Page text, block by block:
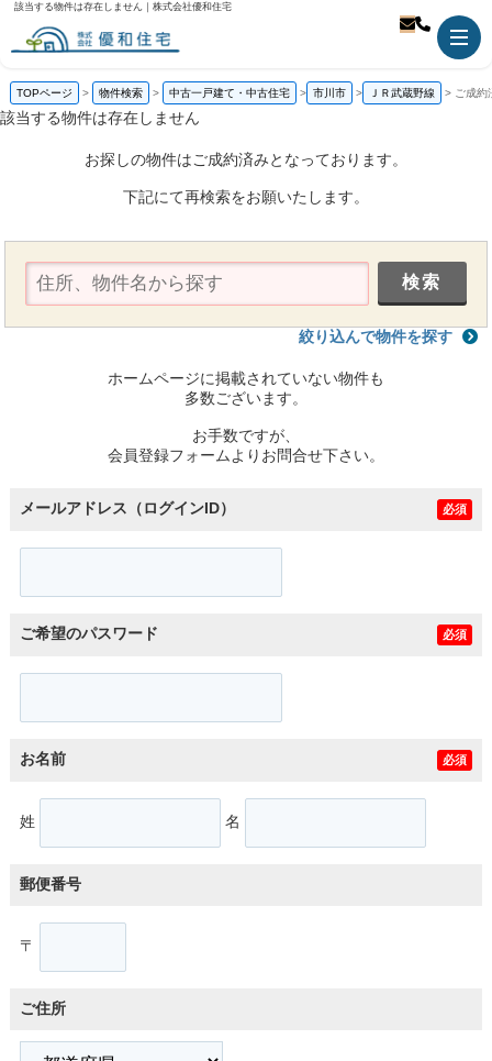
該当する物件は存在しません｜株式会社優和住宅
TOPページ 物件検索 中古一戸建て・中古住宅 市川市 ＪＲ武蔵野線 ご成約
該当する物件は存在しません
お探しの物件はご成約済みとなっております。
下記にて再検索をお願いたします。
絞り込んで物件を探す
ホームページに掲載されていない物件も
多数ございます。
お手数ですが、
会員登録フォームよりお問合せ下さい。
メールアドレス（ログインID） 必須
ご希望のパスワード 必須
お名前 必須
姓 名
郵便番号
〒
ご住所